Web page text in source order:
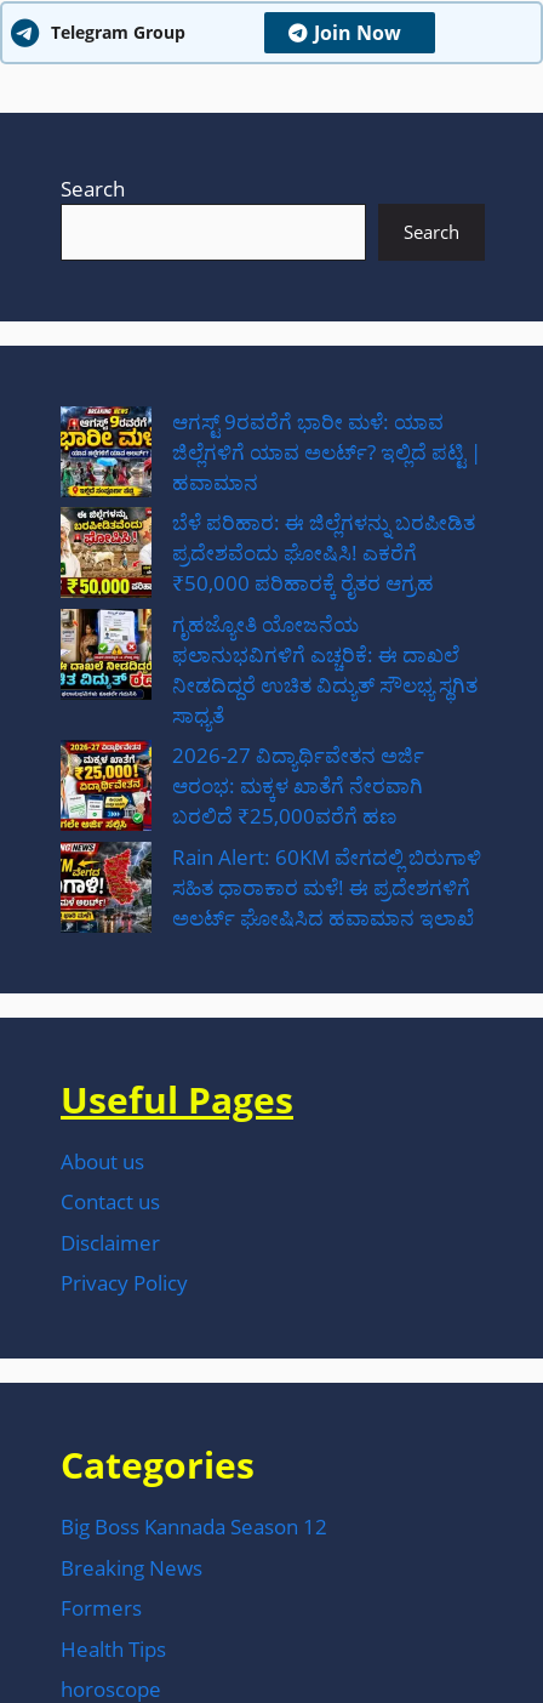
Telegram Group Join Now
Search
Search
ಆಗಸ್ಟ್ 9ರವರೆಗೆ ಭಾರೀ ಮಳೆ: ಯಾವ
ಜಿಲ್ಲೆಗಳಿಗೆ ಯಾವ ಅಲರ್ಟ್? ಇಲ್ಲಿದೆ ಪಟ್ಟಿ |
ಹವಾಮಾನ
ಬೆಳೆ ಪರಿಹಾರ: ಈ ಜಿಲ್ಲೆಗಳನ್ನು ಬರಪೀಡಿತ
ಪ್ರದೇಶವೆಂದು ಘೋಷಿಸಿ! ಎಕರೆಗೆ
₹50,000 ಪರಿಹಾರಕ್ಕೆ ರೈತರ ಆಗ್ರಹ
ಗೃಹಜ್ಯೋತಿ ಯೋಜನೆಯ
ಫಲಾನುಭವಿಗಳಿಗೆ ಎಚ್ಚರಿಕೆ: ಈ ದಾಖಲೆ
ನೀಡದಿದ್ದರೆ ಉಚಿತ ವಿದ್ಯುತ್ ಸೌಲಭ್ಯ ಸ್ಥಗಿತ
ಸಾಧ್ಯತೆ
2026-27 ವಿದ್ಯಾರ್ಥಿವೇತನ ಅರ್ಜಿ
ಆರಂಭ: ಮಕ್ಕಳ ಖಾತೆಗೆ ನೇರವಾಗಿ
ಬರಲಿದೆ ₹25,000ವರೆಗೆ ಹಣ
Rain Alert: 60KM ವೇಗದಲ್ಲಿ ಬಿರುಗಾಳಿ
ಸಹಿತ ಧಾರಾಕಾರ ಮಳೆ! ಈ ಪ್ರದೇಶಗಳಿಗೆ
ಅಲರ್ಟ್ ಘೋಷಿಸಿದ ಹವಾಮಾನ ಇಲಾಖೆ
Useful Pages
About us
Contact us
Disclaimer
Privacy Policy
Categories
Big Boss Kannada Season 12
Breaking News
Formers
Health Tips
horoscope